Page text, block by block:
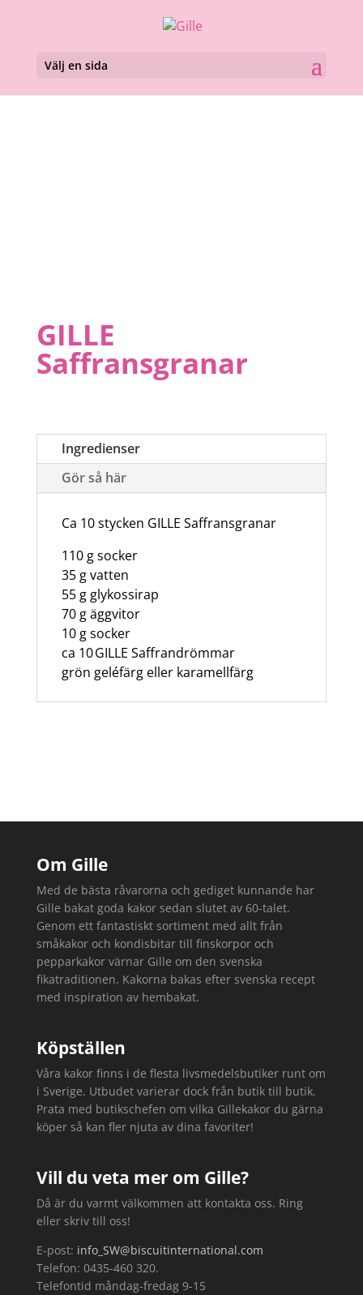
Välj en sida
GILLE
Saffransgranar
Ingredienser
Gör så här
Ca 10 stycken GILLE Saffransgranar
110 g socker
35 g vatten
55 g glykossirap
70 g äggvitor
10 g socker
ca 10 GILLE Saffrandrömmar
grön geléfärg eller karamellfärg
Om Gille
Med de bästa råvarorna och gediget kunnande har
Gille bakat goda kakor sedan slutet av 60-talet.
Genom ett fantastiskt sortiment med allt från
småkakor och kondisbitar till finskorpor och
pepparkakor värnar Gille om den svenska
fikatraditionen. Kakorna bakas efter svenska recept
med inspiration av hembakat.
Köpställen
Våra kakor finns i de flesta livsmedelsbutiker runt om
i Sverige. Utbudet varierar dock från butik till butik.
Prata med butikschefen om vilka Gillekakor du gärna
köper så kan fler njuta av dina favoriter!
Vill du veta mer om Gille?
Då är du varmt välkommen att kontakta oss. Ring
eller skriv till oss!
E-post: info_SW@biscuitinternational.com
Telefon: 0435-460 320.
Telefontid måndag-fredag 9-15